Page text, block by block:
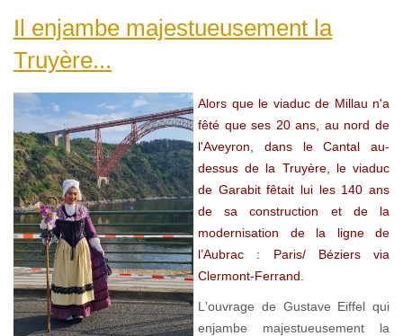
Il enjambe majestueusement la
Truyère...
Alors que le viaduc de Millau n'a
fêté que ses 20 ans, au nord de
l'Aveyron, dans le Cantal au-
dessus de la Truyère, le viaduc
de Garabit fêtait lui les 140 ans
de sa construction et de la
modernisation de la ligne de
l’Aubrac : Paris/ Béziers via
Clermont-Ferrand.
L'ouvrage de Gustave Eiffel qui
enjambe majestueusement la